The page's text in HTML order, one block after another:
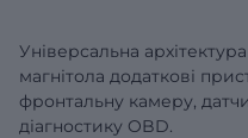
Універсальна
магнітола додаткові
фронтальну камеру,
діагностику OBD.